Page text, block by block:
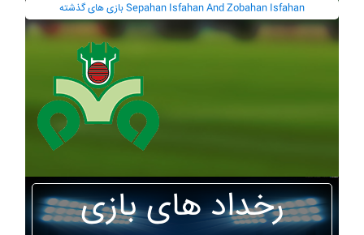
بازی های گذشته Sepahan Isfahan And Zobahan Isfahan
رخداد های بازی